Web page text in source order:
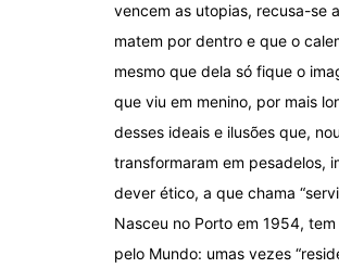
vencem as utopias, recusa-se
matem por dentro e que o
mesmo que dela só fique o
que viu em menino, por mais
desses ideais e ilusões que,
transformaram em pesadelos,
dever ético, a que chama
Nasceu no Porto em 1954,
pelo Mundo: umas vezes